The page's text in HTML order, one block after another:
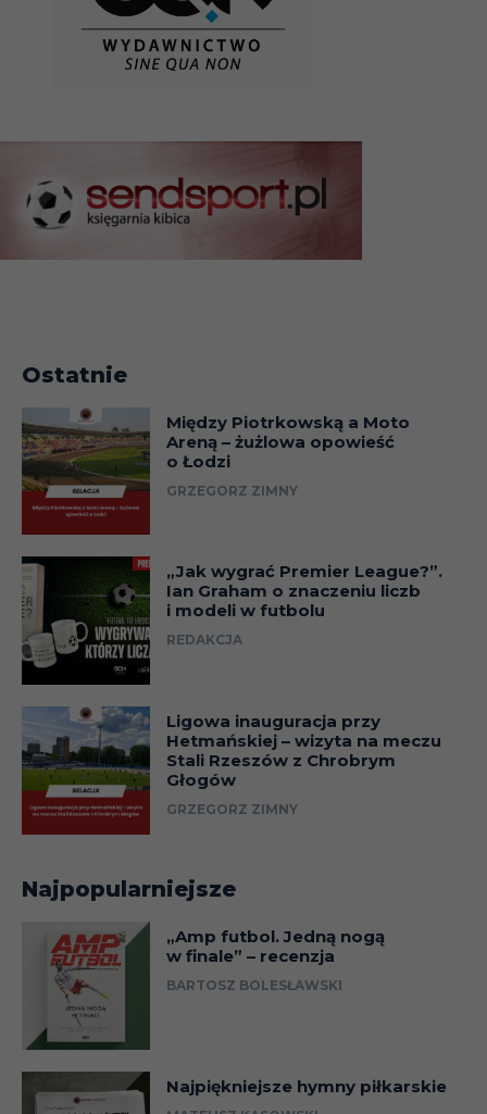
Ostatnie
Między Piotrkowską a Moto
Areną – żużlowa opowieść
o Łodzi
GRZEGORZ ZIMNY
„Jak wygrać Premier League?”.
Ian Graham o znaczeniu liczb
i modeli w futbolu
REDAKCJA
Ligowa inauguracja przy
Hetmańskiej – wizyta na meczu
Stali Rzeszów z Chrobrym
Głogów
GRZEGORZ ZIMNY
Najpopularniejsze
„Amp futbol. Jedną nogą
w finale” – recenzja
BARTOSZ BOLESŁAWSKI
Najpiękniejsze hymny piłkarskie